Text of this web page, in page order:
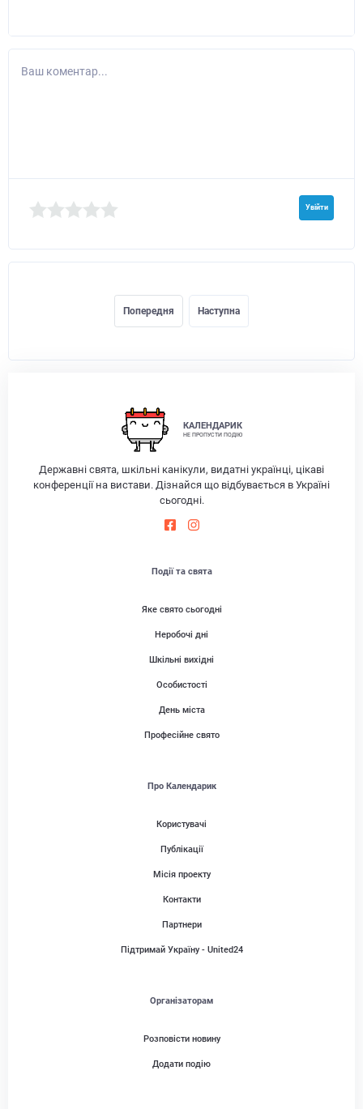
Ваш коментар...
Увійти
Попередня Наступна
КАЛЕНДАРИК
НЕ ПРОПУСТИ ПОДІЮ
Державні свята, шкільні канікули, видатні українці, цікаві
конференції на вистави. Дізнайся що відбувається в Україні
сьогодні.
Події та свята
Яке свято сьогодні
Неробочі дні
Шкільні вихідні
Особистості
День міста
Професійне свято
Про Календарик
Користувачі
Публікації
Місія проекту
Контакти
Партнери
Підтримай Україну - United24
Організаторам
Розповісти новину
Додати подію